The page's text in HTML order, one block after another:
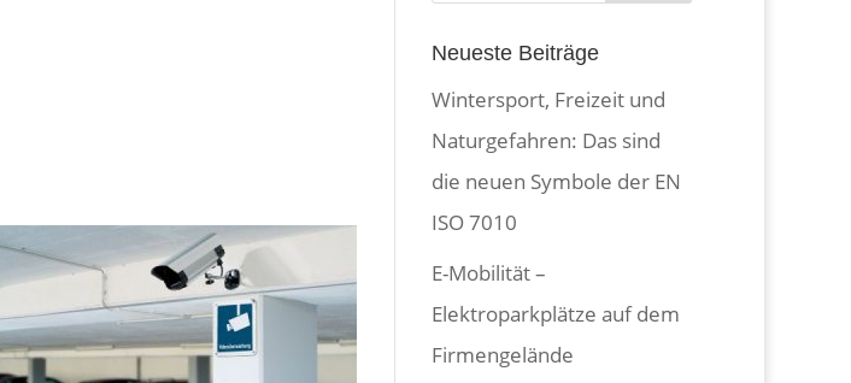
Neueste Beiträge
Wintersport, Freizeit und
Naturgefahren: Das sind
die neuen Symbole der EN
ISO 7010
E-Mobilität –
Elektroparkplätze auf dem
Firmengelände